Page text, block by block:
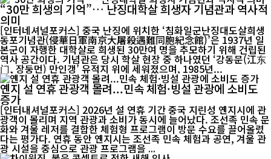
“30만 희생의 기억”… 난징대학살 희생자 기념관과 역사적
의미
[인터네셔널포커스] 중국 난징에 위치한 ‘침화일군난징대도살희생
동포기념관(侵華日軍南京大屠殺遇難同胞紀念館)’은 1937년 일
본군이 자행한 대학살로 희생된 30만여 명을 추모하기 위해 건립된
역사 공간이다. 기념관은 당시 학살 현장 중 하나였던 ‘강동문(江东
门, 장둥먼) 만인갱’ 유적지 위에 세워졌으며, 1985년...
옌지 설 연휴 관광객 몰려...민속 체험·빙설 관광에 소비도
증가
[인터내셔널포커스] 2026년 설 연휴 기간 중국 지린성 옌지시에 관
광객이 몰리며 지역 관광과 소비가 동시에 늘어났다. 조선족 민속 문
화와 겨울 레저를 결합한 체험형 프로그램이 방문 수요를 끌어올렸
다는 평가다. 연휴 동안 옌지시는 조선족 민속 체험과 공연, 겨울 관
광 시설을 중심으로 관광 프로그램을 ...